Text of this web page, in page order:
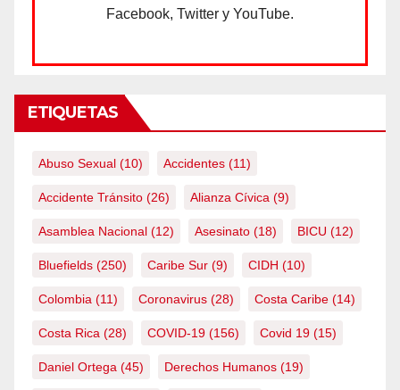
Facebook, Twitter y YouTube.
ETIQUETAS
Abuso Sexual (10) Accidentes (11)
Accidente Tránsito (26) Alianza Cívica (9)
Asamblea Nacional (12) Asesinato (18) BICU (12)
Bluefields (250) Caribe Sur (9) CIDH (10)
Colombia (11) Coronavirus (28) Costa Caribe (14)
Costa Rica (28) COVID-19 (156) Covid 19 (15)
Daniel Ortega (45) Derechos Humanos (19)